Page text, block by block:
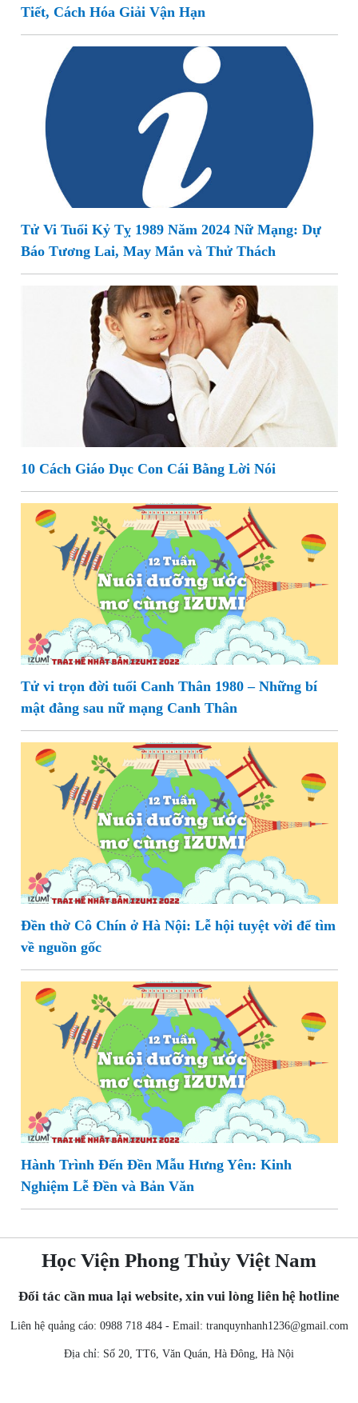
Tiết, Cách Hóa Giải Vận Hạn
Tử Vi Tuổi Kỷ Tỵ 1989 Năm 2024 Nữ Mạng: Dự
Báo Tương Lai, May Mắn và Thử Thách
10 Cách Giáo Dục Con Cái Bằng Lời Nói
Tử vi trọn đời tuổi Canh Thân 1980 – Những bí
mật đằng sau nữ mạng Canh Thân
Đền thờ Cô Chín ở Hà Nội: Lễ hội tuyệt vời để tìm
về nguồn gốc
Hành Trình Đến Đền Mẫu Hưng Yên: Kinh
Nghiệm Lễ Đền và Bản Văn
Học Viện Phong Thủy Việt Nam
Đối tác cần mua lại website, xin vui lòng liên hệ hotline
Liên hệ quảng cáo: 0988 718 484 - Email: tranquynhanh1236@gmail.com
Địa chỉ: Số 20, TT6, Văn Quán, Hà Đông, Hà Nội